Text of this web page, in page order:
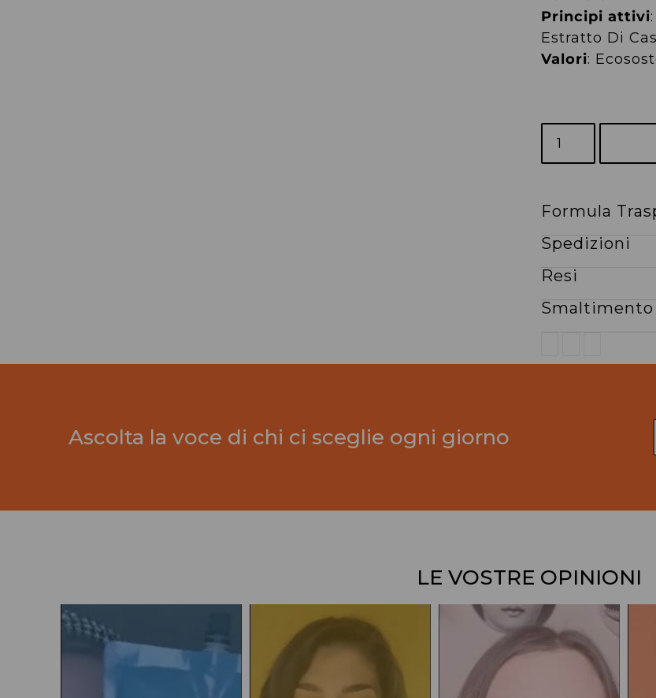
Principi attivi
Estratto Di
Valori:
Inserimento
del
prodotto
nel
carrello
Formula
Spedizioni
Resi
Smaltimento
FACEBOOK
TWITTER
PINTEREST
Ascolta la voce di chi ci sceglie ogni giorno
LE VOSTRE OPINIONI